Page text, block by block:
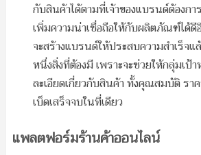
กับสินค้าได้ตามที่เจ้าของแบรนด์ต้องก
เพิ่มความน่าเชื่อถือให้กับผลิตภัณฑ์ได้
จะสร้างแบรนด์ให้ประสบความสำเร็จแ
หนึ่งสิ่งที่ต้องมี เพราะจะช่วยให้กลุ่มเป้
ละเอียดเกี่ยวกับสินค้า ทั้งคุณสมบัติ รา
เบ็ดเสร็จจบในที่เดียว
แพลตฟอร์มร้านค้าออนไลน์